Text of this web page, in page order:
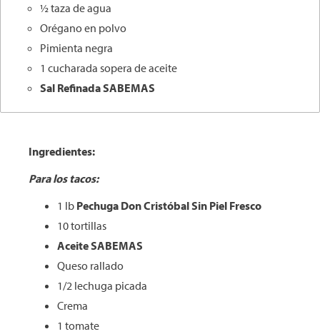
½ taza de agua
Orégano en polvo
Pimienta negra
1 cucharada sopera de aceite
Sal Refinada SABEMAS
Ingredientes:
Para los tacos:
1 lb Pechuga Don Cristóbal Sin Piel Fresco
10 tortillas
Aceite SABEMAS
Queso rallado
1/2 lechuga picada
Crema
1 tomate